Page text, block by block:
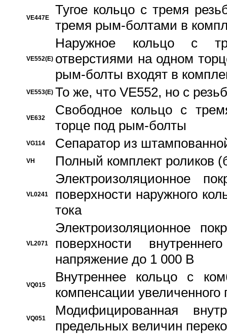
VE447E
Тугое кольцо с тремя
тремя рым-болтами в
VE552(E)
Наружное кольцо с
отверстиями на одном
рым-болты входят в
VE553(E) То же, что VE552, но с
VE632
Свободное кольцо с
торце под рым-болты
VG114 Сепаратор из
VH Полный комплект роликов
VL0241
Электроизоляционное
поверхности наружного
тока
VL2071
Электроизоляционное
поверхности
напряжение до 1 000 В
VQ015
Bнутреннее кольцо с
компенсации увеличенного
VQ051
Модифицированная
предельных величин